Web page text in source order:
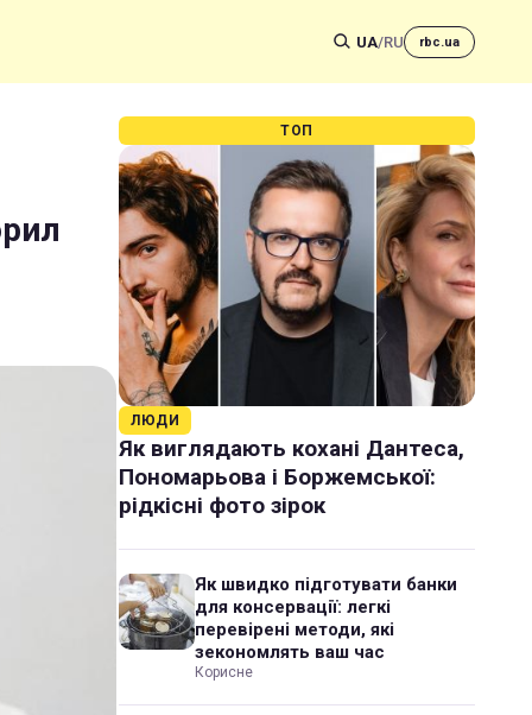
UA/RU rbc.ua
ТОП
ЛЮДИ
Як виглядають кохані Дантеса,
Пономарьова і Боржемської:
рідкісні фото зірок
Як швидко підготувати банки
для консервації: легкі
перевірені методи, які
зекономлять ваш час
Корисне